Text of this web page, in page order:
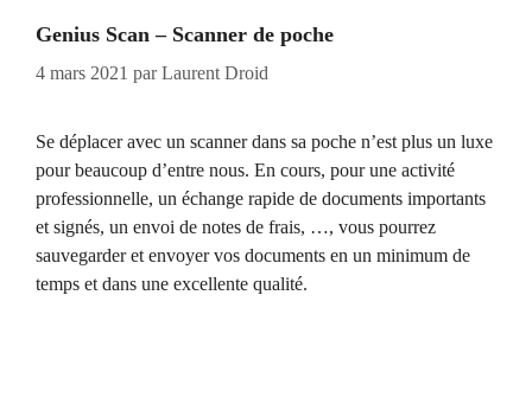
Genius Scan – Scanner de poche
4 mars 2021 parLaurent Droid
Se déplacer avec un scanner dans sa poche n’est plus un luxe
pour beaucoup d’entre nous. En cours, pour une activité
professionnelle, un échange rapide de documents importants
et signés, un envoi de notes de frais, …, vous pourrez
sauvegarder et envoyer vos documents en un minimum de
temps et dans une excellente qualité.